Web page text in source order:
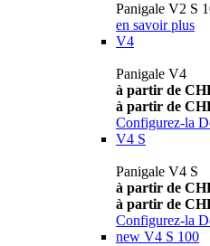
Panigale V2 S
en savoir plus
V4
Panigale V4
à partir de
à partir de
Configurez-la
V4 S
Panigale V4 S
à partir de
à partir de
Configurez-la
new V4 S 100